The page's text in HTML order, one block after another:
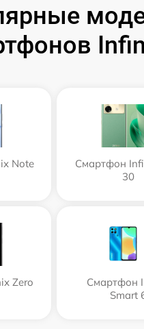
Note
Смартфон
30
Zero
Смартфон
Smart